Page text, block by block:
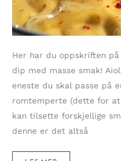
Her har du oppskriften
dip med masse smak!
eneste du skal passe på
romtemperte (dette for
kan tilsette forskjellige
denne er det altså